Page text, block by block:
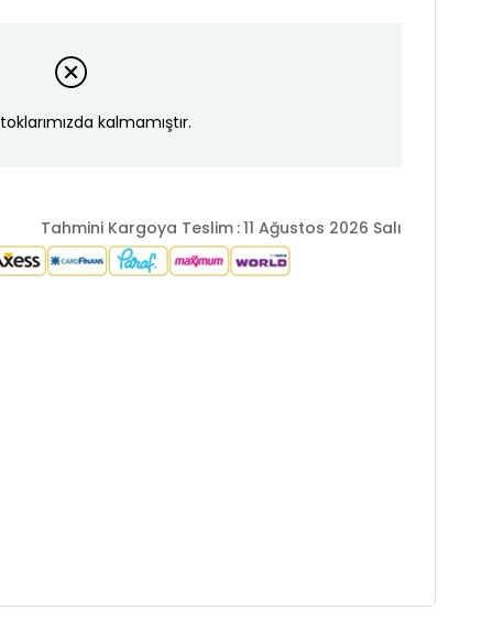
kalmamıştır.
Tahmini Kargoya Teslim :11 Ağustos 2026 Salı